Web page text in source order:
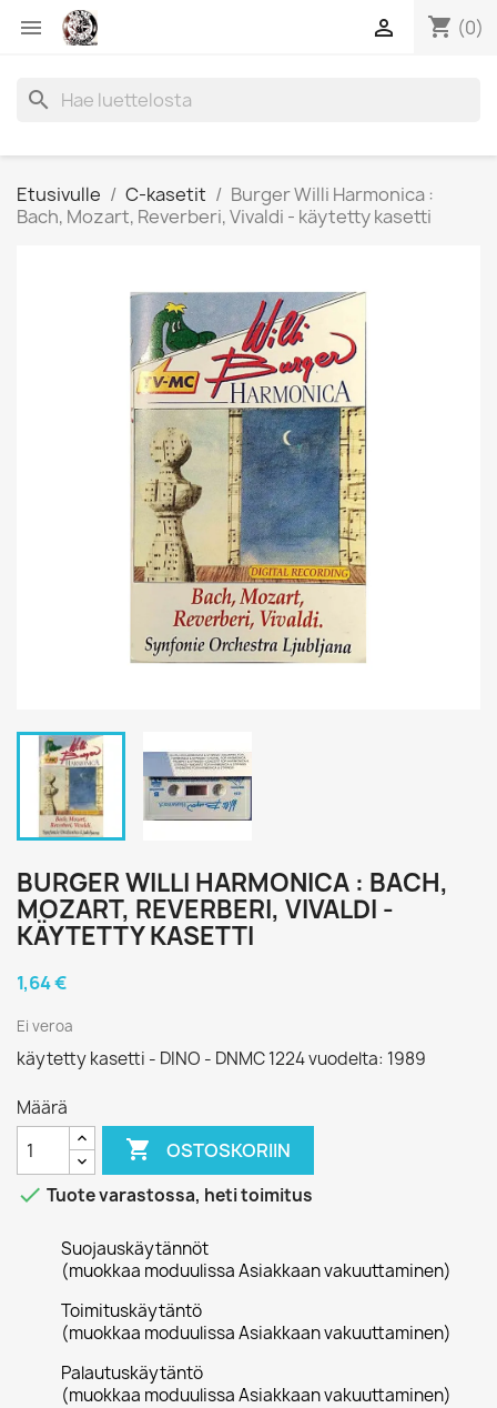
 shopping_cart (0)

search
Etusivulle C-kasetit
Burger Willi Harmonica :
Bach, Mozart, Reverberi, Vivaldi - käytetty kasetti
BURGER WILLI HARMONICA : BACH,
MOZART, REVERBERI, VIVALDI -
KÄYTETTY KASETTI
1,64 €
Ei veroa
käytetty kasetti - DINO - DNMC 1224 vuodelta: 1989
Määrä
 OSTOSKORIIN
 Tuote varastossa, heti toimitus
Suojauskäytännöt
(muokkaa moduulissa Asiakkaan vakuuttaminen)
Toimituskäytäntö
(muokkaa moduulissa Asiakkaan vakuuttaminen)
Palautuskäytäntö
(muokkaa moduulissa Asiakkaan vakuuttaminen)